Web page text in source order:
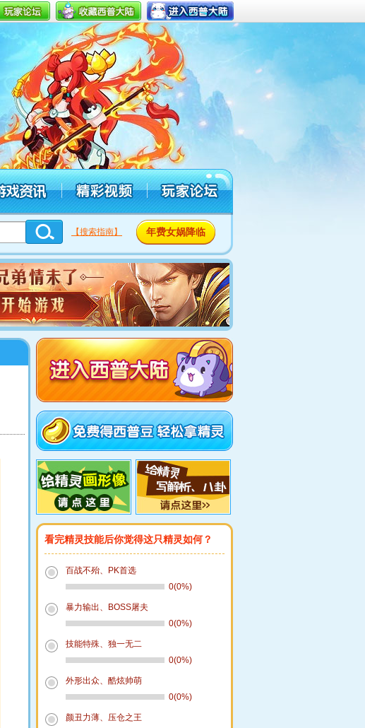
【搜索指南】 年费女娲降临
看完精灵技能后你觉得这只精灵如何？
百战不殆、PK首选
0(0%)
暴力输出、BOSS屠夫
0(0%)
技能特殊、独一无二
0(0%)
外形出众、酷炫帅萌
0(0%)
颜丑力薄、压仓之王